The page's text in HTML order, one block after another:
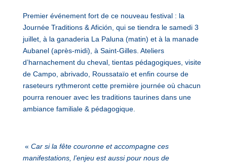
Premier événement fort de ce nouveau festival : la
Journée Traditions & Afición, qui se tiendra le samedi 3
juillet, à la ganaderia La Paluna (matin) et à la manade
Aubanel (après-midi), à Saint-Gilles. Ateliers
d’harnachement du cheval, tientas pédagogiques, visite
de Campo, abrivado, Roussataïo et enfin course de
raseteurs rythmeront cette première journée où chacun
pourra renouer avec les traditions taurines dans une
ambiance familiale & pédagogique.
« Car si la fête couronne et accompagne ces
manifestations, l’enjeu est aussi pour nous de